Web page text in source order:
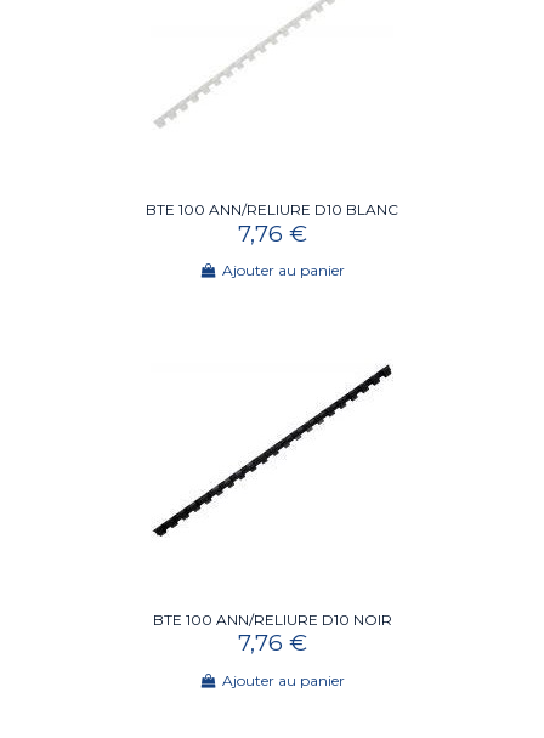
BTE 100 ANN/RELIURE D10 BLANC
7,76 €
Ajouter au panier
BTE 100 ANN/RELIURE D10 NOIR
7,76 €
Ajouter au panier